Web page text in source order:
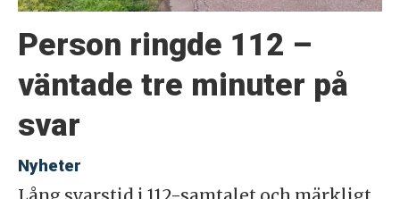
Person ringde 112 –
väntade tre minuter på
svar
Nyheter